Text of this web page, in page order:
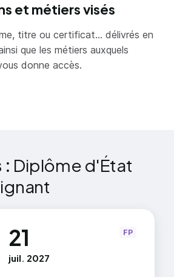
et des apprenants
l'environnement immédiat de la
des matériels liés aux activités
lieu et aux situations
et métiers visés
titre ou certificat... délivrés en
que les métiers auxquels
donne accès.
: Diplôme d'État
21
juil. 2027
FP